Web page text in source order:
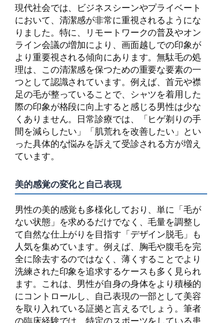
現代社会では、ビジネスシーンやプライベート
において、清潔感が非常に重視されるようにな
りました。特に、リモートワークの普及やオン
ライン会議の増加により、画面越しでの印象が
より重要視される傾向にあります。無駄毛の処
理は、この清潔感を保つための重要な要素の一
つとして認識されています。例えば、首元や襟
足の毛が整っていることで、シャツを着用した
際の印象が格段に向上すると感じる男性は少な
くありません。日常診療では、「ヒゲ剃りの手
間を減らしたい」「肌荒れを改善したい」とい
った具体的な悩みを訴えて受診される方が増え
ています。
美的感覚の変化と自己表現
男性の美的感覚も多様化しており、単に「毛が
ない状態」を求めるだけでなく、毛量を調整し
て自然な仕上がりを目指す「デザイン脱毛」も
人気を集めています。例えば、胸毛や腹毛を完
全に除去するのではなく、薄くすることでより
洗練された印象を追求するケースも多く見られ
ます。これは、男性が自身の身体をより積極的
にコントロールし、自己表現の一部として美容
を取り入れている証拠と言えるでしょう。筆者